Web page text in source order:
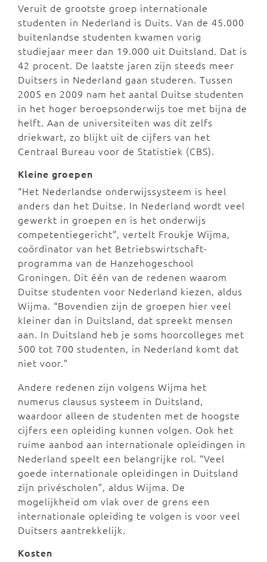
Veruit de grootste groep internationale
studenten in Nederland is Duits. Van de 45.000
buitenlandse studenten kwamen vorig
studiejaar meer dan 19.000 uit Duitsland. Dat is
42 procent. De laatste jaren zijn steeds meer
Duitsers in Nederland gaan studeren. Tussen
2005 en 2009 nam het aantal Duitse studenten
in het hoger beroepsonderwijs toe met bijna de
helft. Aan de universiteiten was dit zelfs
driekwart, zo blijkt uit de cijfers van het
Centraal Bureau voor de Statistiek (CBS).
Kleine groepen
“Het Nederlandse onderwijssysteem is heel
anders dan het Duitse. In Nederland wordt veel
gewerkt in groepen en is het onderwijs
competentiegericht”, vertelt Froukje Wijma,
coördinator van het Betriebswirtschaft-
programma van de Hanzehogeschool
Groningen. Dit één van de redenen waarom
Duitse studenten voor Nederland kiezen, aldus
Wijma. “Bovendien zijn de groepen hier veel
kleiner dan in Duitsland, dat spreekt mensen
aan. In Duitsland heb je soms hoorcolleges met
500 tot 700 studenten, in Nederland komt dat
niet voor.”
Andere redenen zijn volgens Wijma het
numerus clausus systeem in Duitsland,
waardoor alleen de studenten met de hoogste
cijfers een opleiding kunnen volgen. Ook het
ruime aanbod aan internationale opleidingen in
Nederland speelt een belangrijke rol. “Veel
goede internationale opleidingen in Duitsland
zijn privéscholen”, aldus Wijma. De
mogelijkheid om vlak over de grens een
internationale opleiding te volgen is voor veel
Duitsers aantrekkelijk.
Kosten